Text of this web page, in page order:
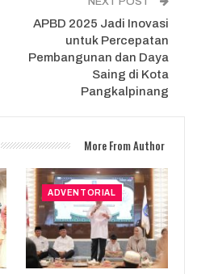
APBD 2025 Jadi Inovasi
untuk Percepatan
Pembangunan dan Daya
Saing di Kota
Pangkalpinang
More From Author
ADVENTORIAL